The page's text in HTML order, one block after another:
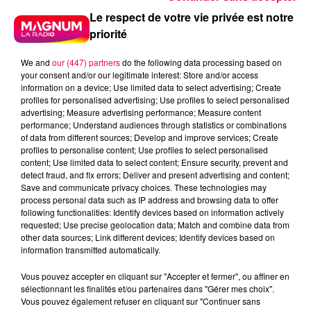
Radio
Vosges
Meurthe et Moselle
Alsace
Meuse Grand Est
Fred
VÉRONIQUE D'EPINAL REMPORTE SES PARTIES DE
BOWLING CHEZ SPORT BOWLING A EPINAL
0:00 1 min 18 sec
9 juin 2026 - 1 min 18 sec
LE KDO RAPIDO 09/06/2026
VÉRONIQUE D'EPINAL REMPORTE SES PARTIES DE
Le respect de votre vie privée est notre
priorité
We and our (447) partnersdo the following data processing based on
your consent and/or our legitimate interest: Store and/or access
information on a device; Use limited data to select advertising; Create
profiles for personalised advertising; Use profiles to select personalised
advertising; Measure advertising performance; Measure content
performance; Understand audiences through statistics or combinations
of data from different sources; Develop and improve services; Create
profiles to personalise content; Use profiles to select personalised
content; Use limited data to select content; Ensure security, prevent and
detect fraud, and fix errors; Deliver and present advertising and content;
Save and communicate privacy choices. These technologies may
process personal data such as IP address and browsing data to offer
following functionalities: Identify devices based on information actively
requested; Use precise geolocation data; Match and combine data from
other data sources; Link different devices; Identify devices based on
information transmitted automatically.
Vous pouvez accepter en cliquant sur "Accepter et fermer", ou affiner en
sélectionnant les finalités et/ou partenaires dans "Gérer mes choix".
Vous pouvez également refuser en cliquant sur "Continuer sans